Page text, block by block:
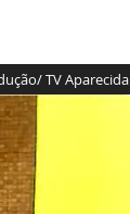
TV Aparecida